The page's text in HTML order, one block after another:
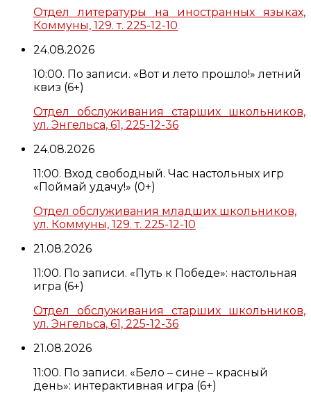
Отдел литературы на иностранных языках,
Коммуны, 129. т. 225-12-10
24.08.2026
10:00. По записи. «Вот и лето прошло!» летний
квиз (6+)
Отдел обслуживания старших школьников,
ул. Энгельса, 61, 225-12-36
24.08.2026
11:00. Вход свободный. Час настольных игр
«Поймай удачу!» (0+)
Отдел обслуживания младших школьников,
ул. Коммуны, 129. т. 225-12-10
21.08.2026
11:00. По записи. «Путь к Победе»: настольная
игра (6+)
Отдел обслуживания старших школьников,
ул. Энгельса, 61, 225-12-36
21.08.2026
11:00. По записи. «Бело – сине – красный
день»: интерактивная игра (6+)